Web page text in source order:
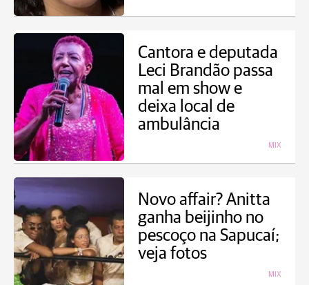
Cantora e deputada
Leci Brandão passa
mal em show e
deixa local de
ambulância
MIX
Novo affair? Anitta
ganha beijinho no
pescoço na Sapucaí;
veja fotos
MIX